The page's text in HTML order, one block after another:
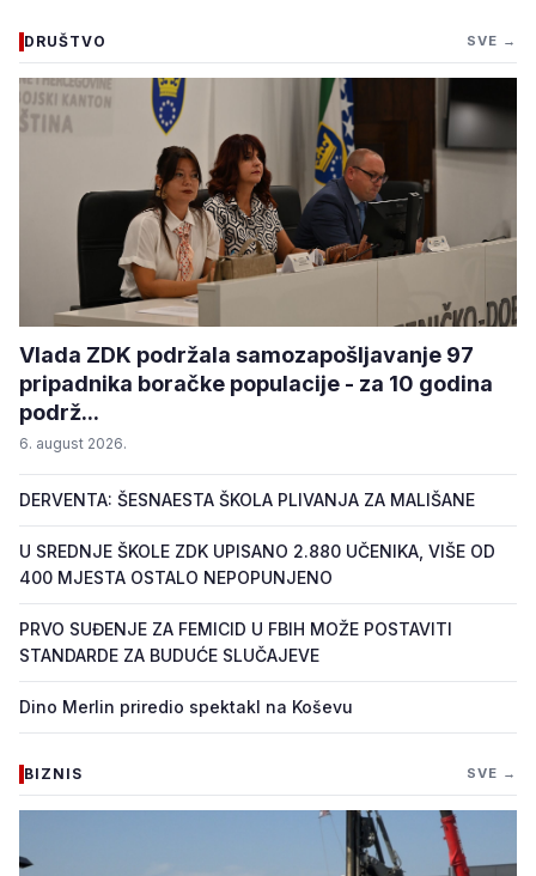
DRUŠTVO SVE →
Vlada ZDK podržala samozapošljavanje 97
pripadnika boračke populacije - za 10 godina
podrž...
6. august 2026.
DERVENTA: ŠESNAESTA ŠKOLA PLIVANJA ZA MALIŠANE
U SREDNJE ŠKOLE ZDK UPISANO 2.880 UČENIKA, VIŠE OD
400 MJESTA OSTALO NEPOPUNJENO
PRVO SUĐENJE ZA FEMICID U FBIH MOŽE POSTAVITI
STANDARDE ZA BUDUĆE SLUČAJEVE
Dino Merlin priredio spektakl na Koševu
BIZNIS SVE →